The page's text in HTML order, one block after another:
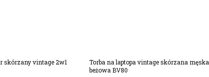
skórzany vintage 2w1
Torba na laptopa vintage skórzana męska
beżowa BV80